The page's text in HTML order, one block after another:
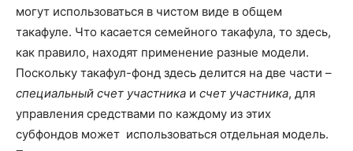
могут использоваться в чистом виде в общем
такафуле. Что касается семейного такафула, то здесь,
как правило, находят применение разные модели.
Поскольку такафул-фонд здесь делится на две части –
специальный счет участника и счет участника, для
управления средствами по каждому из этих
субфондов может использоваться отдельная модель.